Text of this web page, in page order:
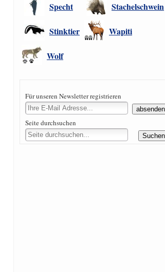
Specht Stachelschwein
Stinktier Wapiti
Wolf
Für unseren Newsletter registrieren
Seite durchsuchen